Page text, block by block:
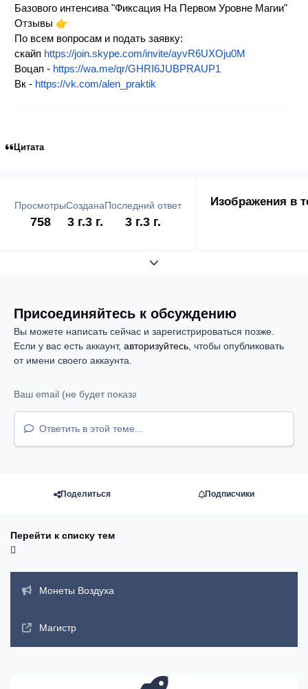
Базового интенсива "Фиксация На Первом Уровне Магии"
Отзывы 👉
По всем вопросам и подать заявку:
скайп https://join.skype.com/invite/ayvR6UXOju0M
Воцап - https://wa.me/qr/GHRI6JUBPRAUP1
Вк - https://vk.com/alen_praktik
Цитата
Просмотры
758
Создана
3 г.3 г.
Последний ответ
3 г.3 г.
Изображения в
Развернуть обзор темы
Присоединяйтесь к обсуждению
Вы можете написать сейчас и зарегистрироваться позже.
Если у вас есть аккаунт, авторизуйтесь, чтобы опубликовать
от имени своего аккаунта.
Ответить в этой теме...
Поделиться Подписчики
Перейти к списку тем
Монеты Воздуха
Магистр